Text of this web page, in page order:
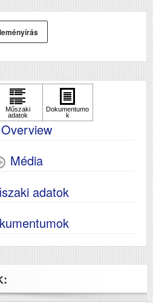
Igen
Overview
Média
adatok